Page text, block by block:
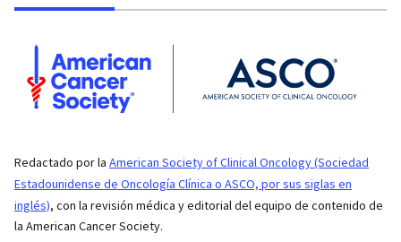
Redactado por la American Society of Clinical Oncology (Sociedad
Estadounidense de Oncología Clínica o ASCO, por sus siglas en
inglés), con la revisión médica y editorial del equipo de contenido de
la American Cancer Society.